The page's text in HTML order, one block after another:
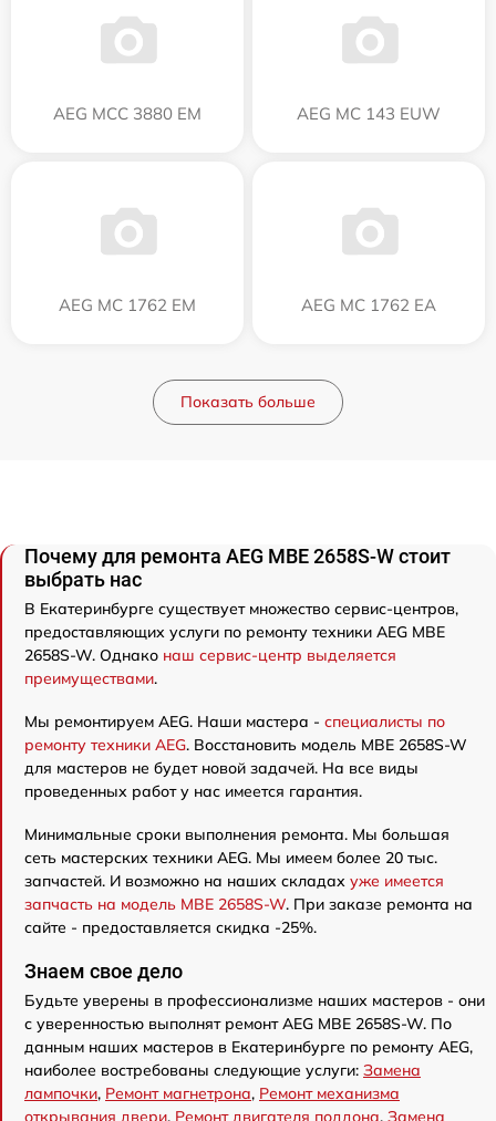
AEG MCC 3880 EM AEG MC 143 EUW
AEG MC 1762 EM AEG MC 1762 EA
Показать больше
Почему для ремонта AEG MBE 2658S-W стоит
выбрать нас
В Екатеринбурге существует множество сервис-центров,
предоставляющих услуги по ремонту техники AEG MBE
2658S-W. Однако наш сервис-центр выделяется
преимуществами.
Мы ремонтируем AEG. Наши мастера - специалисты по
ремонту техники AEG. Восстановить модель MBE 2658S-W
для мастеров не будет новой задачей. На все виды
проведенных работ у нас имеется гарантия.
Минимальные сроки выполнения ремонта. Мы большая
сеть мастерских техники AEG. Мы имеем более 20 тыс.
запчастей. И возможно на наших складах уже имеется
запчасть на модель MBE 2658S-W. При заказе ремонта на
сайте - предоставляется скидка -25%.
Знаем свое дело
Будьте уверены в профессионализме наших мастеров - они
с уверенностью выполнят ремонт AEG MBE 2658S-W. По
данным наших мастеров в Екатеринбурге по ремонту AEG,
наиболее востребованы следующие услуги: Замена
лампочки, Ремонт магнетрона, Ремонт механизма
открывания двери, Ремонт двигателя поддона, Замена